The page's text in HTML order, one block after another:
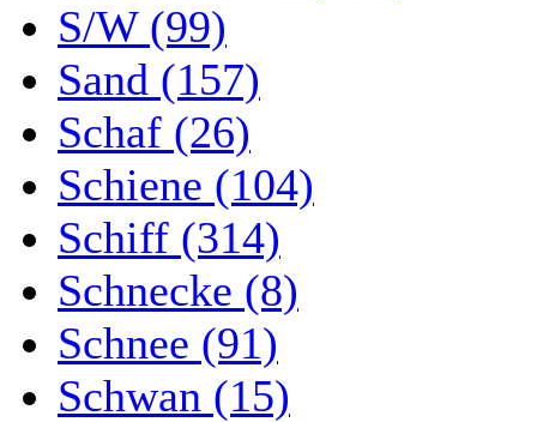
S/W (99)
Sand (157)
Schaf (26)
Schiene (104)
Schiff (314)
Schnecke (8)
Schnee (91)
Schwan (15)